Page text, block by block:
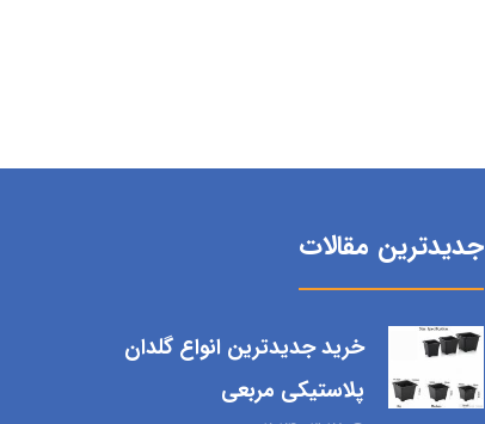
جدیدترین مقالات
خرید جدیدترین انواع گلدان
پلاستیکی مربعی